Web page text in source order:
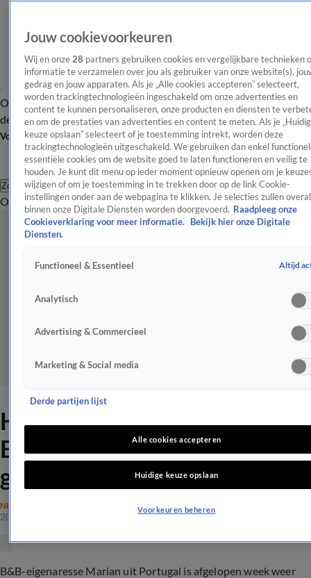
OverzichtAfleveringen Entertainment TV Algemeen
Tip
de redactieNieuwsbrief
Volg Shownieuws
Zoeken
OverzichtEntertainmentSpraakmakendRealityCrimeVideo's
Hebben Marian en Ed uit
B&B Vol Liefde elkaar toch
gevonden?
NIEUWS
20 sep 2023, 19:00
B&B-eigenaresse Marian uit Portugal is afgelopen week weer
Jouw cookievoorkeuren
Wij en onze 28 partners gebruiken cookies en vergelijkbare technieken
informatie te verzamelen over jou als gebruiker van onze website(s),
gedrag en jouw apparaten. Als je „Alle cookies accepteren” selecteert,
worden trackingtechnologieën ingeschakeld om onze advertenties en
content te kunnen personaliseren, onze producten en diensten te
en om de prestaties van advertenties en content te meten. Als je
keuze opslaan” selecteert of je toestemming intrekt, worden deze
trackingtechnologieën uitgeschakeld. We gebruiken dan enkel
essentiële cookies om de website goed te laten functioneren en veilig te
houden. Je kunt dit menu op ieder moment opnieuw openen om je
wijzigen of om je toestemming in te trekken door op de link Cookie-
instellingen onder aan de webpagina te klikken. Je selecties zullen overal
binnen onze Digitale Diensten worden doorgevoerd. Raadpleeg onze
Cookieverklaring voor meer informatie.
Bekijk hier onze Digitale
Diensten.
Functioneel & Essentieel Altijd
Analytisch
Advertising & Commercieel
Marketing & Social media
Derde partijen lijst
Alle cookies accepteren
Huidige keuze opslaan
Voorkeuren beheren